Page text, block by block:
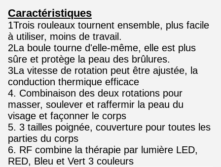
Caractéristiques
1Trois rouleaux tournent ensemble, plus facile
à utiliser, moins de travail.
2La boule tourne d'elle-même, elle est plus
sûre et protège la peau des brûlures.
3La vitesse de rotation peut être ajustée, la
conduction thermique efficace
4. Combinaison des deux rotations pour
masser, soulever et raffermir la peau du
visage et façonner le corps
5. 3 tailles poignée, couverture pour toutes les
parties du corps
6. RF combine la thérapie par lumière LED,
RED, Bleu et Vert 3 couleurs